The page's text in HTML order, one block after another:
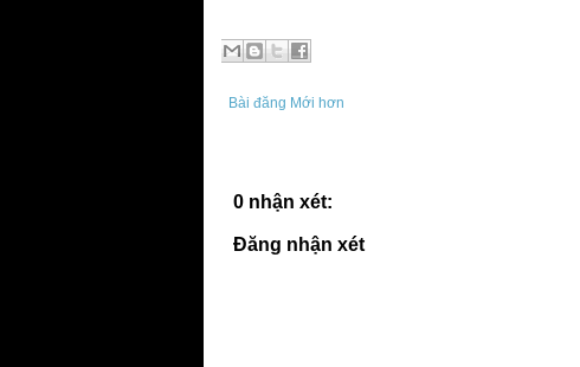
Bài đăng Mới hơn
0 nhận xét:
Đăng nhận xét